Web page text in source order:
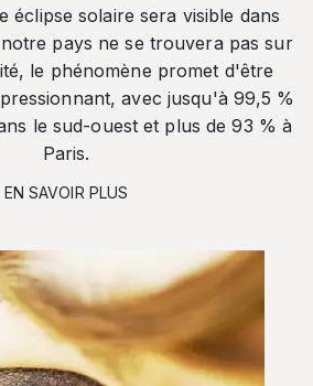
éclipse solaire sera visible dans
pays ne se trouvera pas sur
le phénomène promet d'être
avec jusqu'à 99,5 %
le sud-ouest et plus de 93 % à
Paris.
EN SAVOIR PLUS